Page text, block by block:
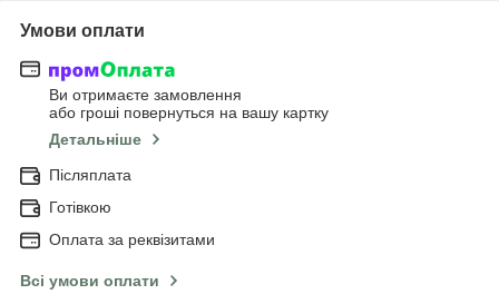
Умови оплати
Ви отримаєте замовлення
або гроші повернуться на вашу картку
Детальніше
Післяплата
Готівкою
Оплата за реквізитами
Всі умови оплати